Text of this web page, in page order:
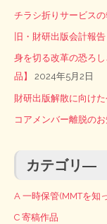
チラシ折りサービスの
旧・財研出版会計報告
身を切る改革の恐ろ
品】
2024年5月2日
財研出版解散に向け
コアメンバー離脱のお
カテゴリ―
A 一時保管(MMTを知
C 寄稿作品